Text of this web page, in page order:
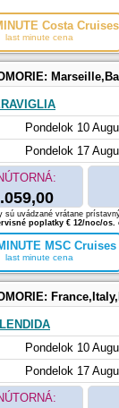
Costa Cruises
last minute cena
Pondelok 10
Pondelok 17
MSC Cruises
last minute cena
sú uvádzané vrátane
poplatky € 12/noc/
Pondelok 10
Pondelok 17